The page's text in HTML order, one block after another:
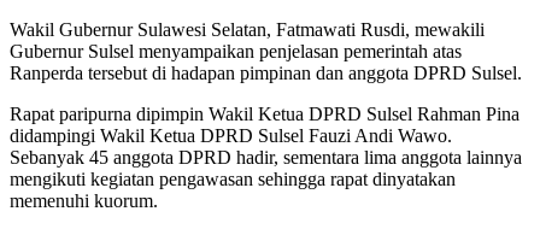
Wakil Gubernur Sulawesi Selatan, Fatmawati Rusdi, mewakili
Gubernur Sulsel menyampaikan penjelasan pemerintah atas
Ranperda tersebut di hadapan pimpinan dan anggota DPRD Sulsel.
Rapat paripurna dipimpin Wakil Ketua DPRD Sulsel Rahman Pina
didampingi Wakil Ketua DPRD Sulsel Fauzi Andi Wawo.
Sebanyak 45 anggota DPRD hadir, sementara lima anggota lainnya
mengikuti kegiatan pengawasan sehingga rapat dinyatakan
memenuhi kuorum.